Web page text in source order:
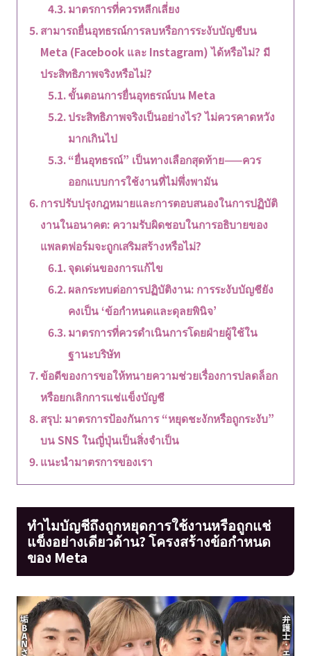
มาตรการที่ควรหลีกเลี่ยง
สามารถยื่นอุทธรณ์การลบหรือการระงับบัญชีบน
Meta (Facebook และ Instagram) ได้หรือไม่? มี
ประสิทธิภาพจริงหรือไม่?
ขั้นตอนการยื่นอุทธรณ์บน Meta
ประสิทธิภาพจริงเป็นอย่างไร? ไม่ควรคาดหวัง
มากเกินไป
“ยื่นอุทธรณ์” เป็นทางเลือกสุดท้าย——ควร
ออกแบบการใช้งานที่ไม่พึ่งพามัน
การปรับปรุงกฎหมายและการตอบสนองในการปฏิบัติ
งานในอนาคต: ความรับผิดชอบในการอธิบายของ
แพลตฟอร์มจะถูกเสริมสร้างหรือไม่?
จุดเด่นของการแก้ไข
ผลกระทบต่อการปฏิบัติงาน: การระงับบัญชียัง
คงเป็น ‘ข้อกำหนดและดุลยพินิจ’
มาตรการที่ควรดำเนินการโดยฝ่ายผู้ใช้ใน
ฐานะบริษัท
ข้อดีของการขอให้ทนายความช่วยเรื่องการปลดล็อก
หรือยกเลิกการแช่แข็งบัญชี
สรุป: มาตรการป้องกันการ “หยุดชะงักหรือถูกระงับ”
บน SNS ในญี่ปุ่นเป็นสิ่งจำเป็น
แนะนำมาตรการของเรา
ทำไมบัญชีถึงถูกหยุดการใช้งานหรือถูกแช่
แข็งอย่างเดียวด้าน? โครงสร้างข้อกำหนด
ของ Meta